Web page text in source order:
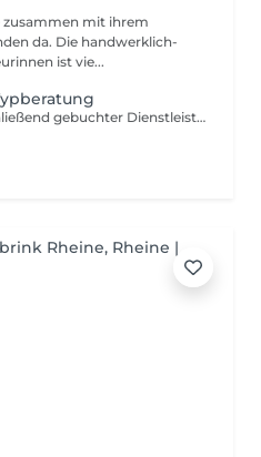
zusammen mit ihrem
da. Die handwerklich-
ist vie...
Der Betrag wird mit der anschließend gebuchter Dienstleistung aufgerechnet.